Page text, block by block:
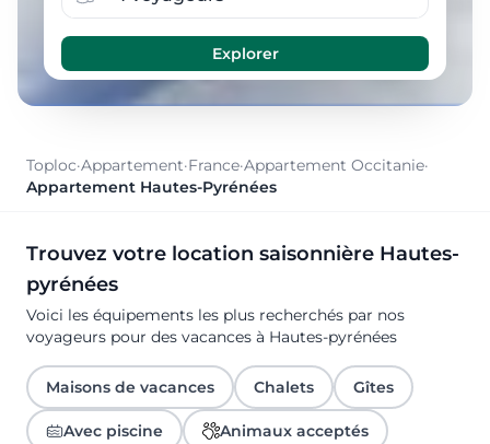
Toploc·Appartement·France·Appartement Occitanie·
Appartement Hautes-Pyrénées
Trouvez votre location saisonnière Hautes-
pyrénées
Voici les équipements les plus recherchés par nos
voyageurs pour des vacances à Hautes-pyrénées
Maisons de vacances Chalets Gîtes
Avec piscine Animaux acceptés